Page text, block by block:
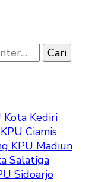
Kota Kediri
Ciamis
KPU Madiun
Salatiga
Sidoarjo